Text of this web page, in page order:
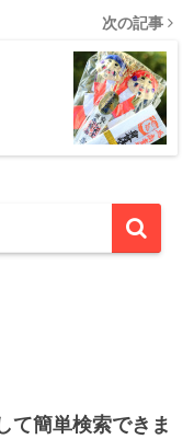
次の記事
て簡単検索できま